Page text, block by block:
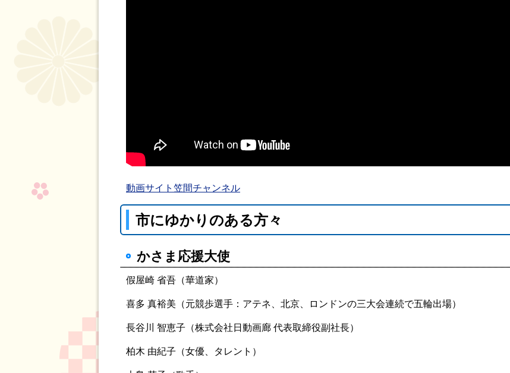
動画サイト笠間チャンネル
市にゆかりのある方々
かさま応援大使
假屋崎 省吾（華道家）
喜多 真裕美（元競歩選手：アテネ、北京、ロンドンの三大会連続で五輪出場）
長谷川 智恵子（株式会社日動画廊 代表取締役副社長）
柏木 由紀子（女優、タレント）